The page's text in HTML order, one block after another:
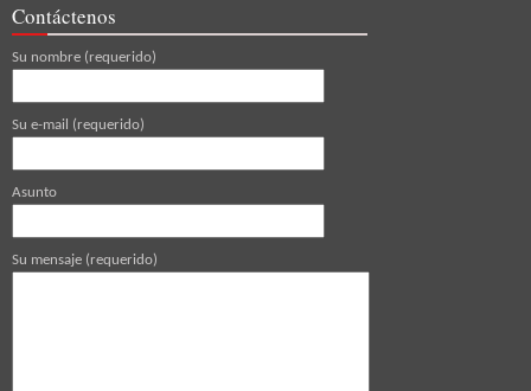
Contáctenos
Su nombre (requerido)
Su e-mail (requerido)
Asunto
Su mensaje (requerido)